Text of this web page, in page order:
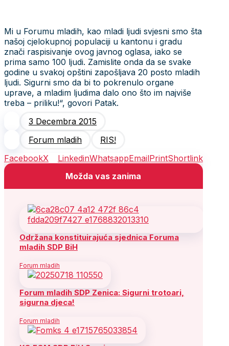
Mi u Forumu mladih, kao mladi ljudi svjesni smo šta
našoj cjelokupnoj populaciji u kantonu i gradu
znači raspisivanje ovog javnog oglasa, iako se
prima samo 100 ljudi. Zamislite onda da se svake
godine u svakoj opštini zapošljava 20 posto mladih
ljudi. Sigurni smo da bi to pokrenulo organe
uprave, a mladim ljudima dalo ono što im najviše
treba – priliku!“, govori Patak.
3 Decembra 2015
Forum mladih
RIS!
FacebookX LinkedinWhatsappEmailPrintShortlink
Možda vas zanima
Održana konstituirajuća sjednica Foruma
mladih SDP BiH
Forum mladih
Forum mladih SDP Zenica: Sigurni trotoari,
sigurna djeca!
Forum mladih